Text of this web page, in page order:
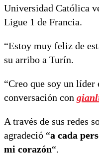
Universidad Católica
Ligue 1 de Francia.
“Estoy muy feliz de
su arribo a Turín.
“Creo que soy un líder
conversación con
A través de sus redes
agradeció “a cada
mi corazón“.